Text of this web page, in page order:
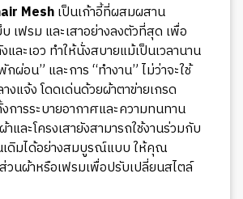
Meshเป็นเก้าอี้ที่ผสมผสาน
บ เฟรม และเสาอย่างลงตัวที่สุด เพื่อ
ละเอว ทำให้นั่งสบายแม้เป็นเวลานาน
ผ่อน” และการ “ทำงาน” ไม่ว่าจะใช้
งแจ้ง โดดเด่นด้วยผ้าตาข่ายเกรด
การระบายอากาศและความทนทาน
และโครงเสายังสามารถใช้งานร่วมกับ
เดิมได้อย่างสมบูรณ์แบบ ให้คุณ
นผ้าหรือเฟรมเพื่อปรับเปลี่ยนสไตล์